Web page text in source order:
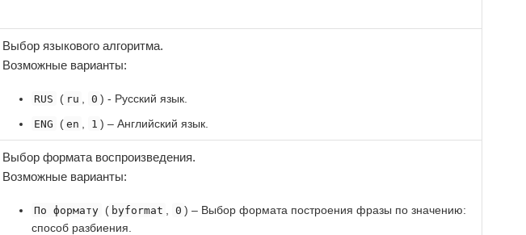
Выбор языкового алгоритма.
Возможные варианты:
RUS ( ru 0 ) - Русский язык.
ENG ( en 1 ) – Английский язык.
Выбор формата воспроизведения.
Возможные варианты:
По формату ( byformat 0 ) – Выбор формата построения фразы по значению:
способ разбиения.